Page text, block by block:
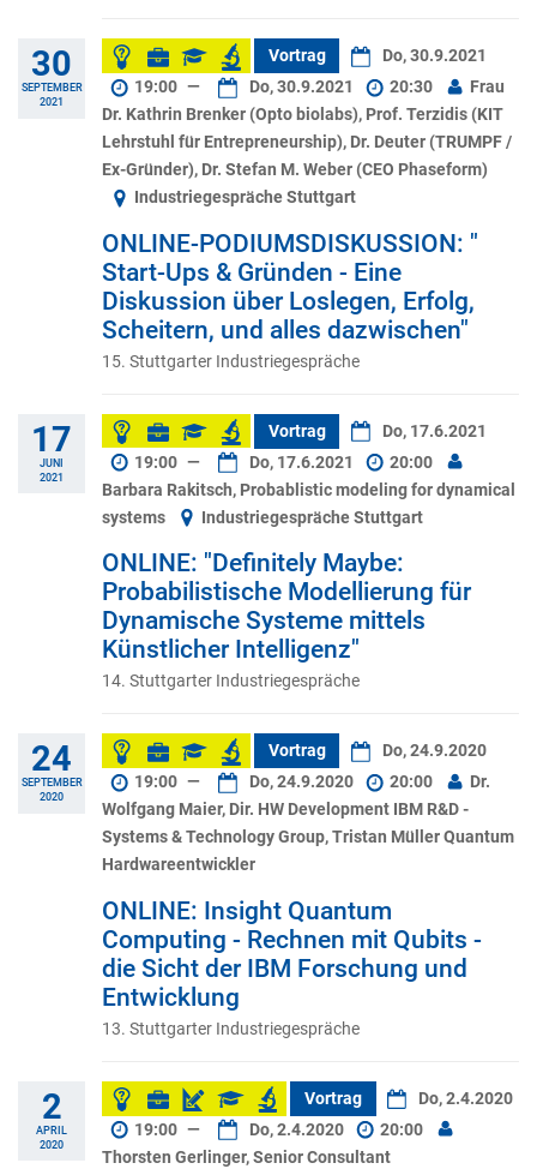
30
SEPTEMBER
2021
Vortrag
Do, 30.9.2021
19:00 — Do, 30.9.2021 20:30
Frau
Dr. Kathrin Brenker (Opto biolabs), Prof. Terzidis (KIT
Lehrstuhl für Entrepreneurship), Dr. Deuter (TRUMPF /
Ex-Gründer), Dr. Stefan M. Weber (CEO Phaseform)
Industriegespräche Stuttgart
ONLINE-PODIUMSDISKUSSION: "
Start-Ups & Gründen - Eine
Diskussion über Loslegen, Erfolg,
Scheitern, und alles dazwischen"
15. Stuttgarter Industriegespräche
17
JUNI
2021
Vortrag
Do, 17.6.2021
19:00 — Do, 17.6.2021
20:00
Barbara Rakitsch, Probablistic modeling for dynamical
systems
Industriegespräche Stuttgart
ONLINE: "Definitely Maybe:
Probabilistische Modellierung für
Dynamische Systeme mittels
Künstlicher Intelligenz"
14. Stuttgarter Industriegespräche
24
SEPTEMBER
2020
Vortrag
Do, 24.9.2020
19:00 — Do, 24.9.2020 20:00
Dr.
Wolfgang Maier, Dir. HW Development IBM R&D -
Systems & Technology Group, Tristan Müller Quantum
Hardwareentwickler
ONLINE: Insight Quantum
Computing - Rechnen mit Qubits -
die Sicht der IBM Forschung und
Entwicklung
13. Stuttgarter Industriegespräche
2
APRIL
2020
Vortrag
Do, 2.4.2020
19:00 — Do, 2.4.2020
20:00
Thorsten Gerlinger, Senior Consultant